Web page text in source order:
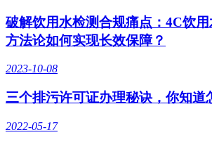
破解饮用水检测合规痛点：4C饮
方法论如何实现长效保障？
2023-10-08
三个排污许可证办理秘诀，你知道
2022-05-17